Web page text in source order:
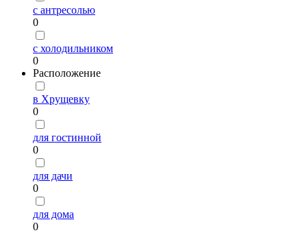
с антресолью
0
с холодильником
0
Расположение
в Хрущевку
0
для гостинной
0
для дачи
0
для дома
0